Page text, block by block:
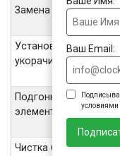
Ваш Email:
условиями
Замена шпильки или
Установка или
укорачивание
Подгонка/
элементами, замена
Чистка браслета